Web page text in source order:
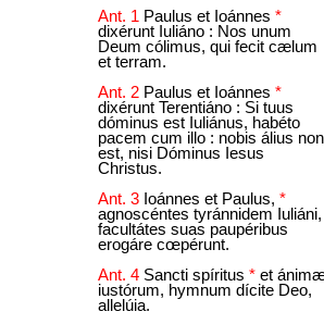
Ant. 1 Paulus et Ioánnes *
dixérunt Iuliáno : Nos unum
Deum cólimus, qui fecit cælum
et terram.
Ant. 2 Paulus et Ioánnes *
dixérunt Terentiáno : Si tuus
dóminus est Iuliánus, habéto
pacem cum illo : nobis álius non
est, nisi Dóminus Iesus
Christus.
Ant. 3 Ioánnes et Paulus, *
agnoscéntes tyránnidem Iuliáni,
facultátes suas paupéribus
erogáre cœpérunt.
Ant. 4 Sancti spíritus * et
iustórum, hymnum dícite Deo,
allelúia.